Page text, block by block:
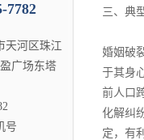
7782
天河区珠江
广场东塔
号
三、典
婚姻破
于其身
前人口
化解纠
定，有